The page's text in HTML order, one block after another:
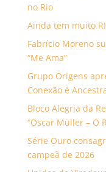
no Rio
Ainda tem muito
Fabrício Moreno
“Me Ama”
Grupo Origens
Conexão é
Bloco Alegria da
“Oscar Müller – O
Série Ouro
campeã de 2026